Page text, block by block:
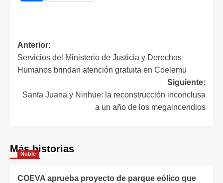
Anterior:
Servicios del Ministerio de Justicia y Derechos
Humanos brindan atención gratuita en Coelemu
Siguiente:
Santa Juana y Ninhue: la reconstrucción inconclusa
a un año de los megaincendios
Más historias
Ñuble
COEVA aprueba proyecto de parque eólico que